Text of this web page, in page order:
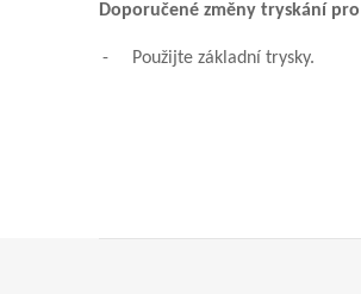
Doporučené změny tryskání
- Použijte základní trysky.